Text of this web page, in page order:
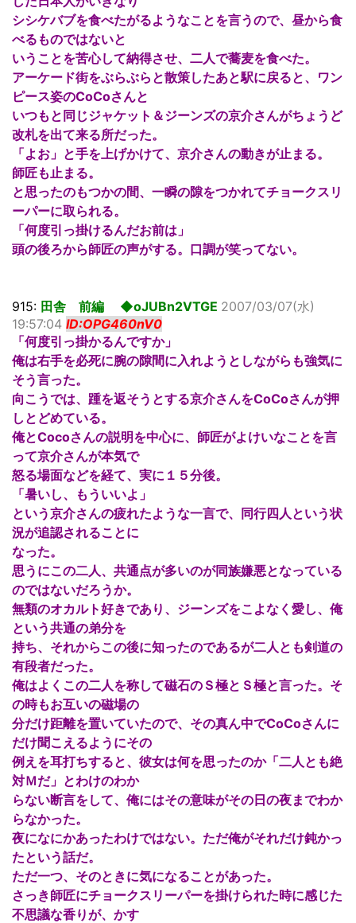
シシケバブを食べたがるようなことを言うので、昼から食
べるものではないと
いうことを苦心して納得させ、二人で蕎麦を食べた。
アーケード街をぶらぶらと散策したあと駅に戻ると、ワン
ピース姿のCoCoさんと
いつもと同じジャケット＆ジーンズの京介さんがちょうど
改札を出て来る所だった。
「よお」と手を上げかけて、京介さんの動きが止まる。
師匠も止まる。
と思ったのもつかの間、一瞬の隙をつかれてチョークスリ
ーパーに取られる。
「何度引っ掛けるんだお前は」
頭の後ろから師匠の声がする。口調が笑ってない。
915: 田舎 前編 ◆oJUBn2VTGE 2007/03/07(水)
19:57:04 ID:OPG460nV0
「何度引っ掛かるんですか」
俺は右手を必死に腕の隙間に入れようとしながらも強気に
そう言った。
向こうでは、踵を返そうとする京介さんをCoCoさんが押
しとどめている。
俺とCocoさんの説明を中心に、師匠がよけいなことを言
って京介さんが本気で
怒る場面などを経て、実に１５分後。
「暑いし、もういいよ」
という京介さんの疲れたような一言で、同行四人という状
況が追認されることに
なった。
思うにこの二人、共通点が多いのが同族嫌悪となっている
のではないだろうか。
無類のオカルト好きであり、ジーンズをこよなく愛し、俺
という共通の弟分を
持ち、それからこの後に知ったのであるが二人とも剣道の
有段者だった。
俺はよくこの二人を称して磁石のＳ極とＳ極と言った。そ
の時もお互いの磁場の
分だけ距離を置いていたので、その真ん中でCoCoさんに
だけ聞こえるようにその
例えを耳打ちすると、彼女は何を思ったのか「二人とも絶
対Ｍだ」とわけのわか
らない断言をして、俺にはその意味がその日の夜までわか
らなかった。
夜になにかあったわけではない。ただ俺がそれだけ鈍かっ
たという話だ。
ただ一つ、そのときに気になることがあった。
さっき師匠にチョークスリーパーを掛けられた時に感じた
不思議な香りが、かす